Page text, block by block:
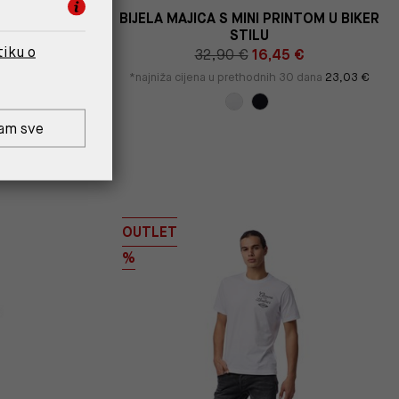
U BIKER
BIJELA MAJICA S MINI PRINTOM U BIKER
STILU
32,90 € 16,45 €
*najniža cijena u prethodnih 30 dana 23,03 €
OUTLET
%
o
sve